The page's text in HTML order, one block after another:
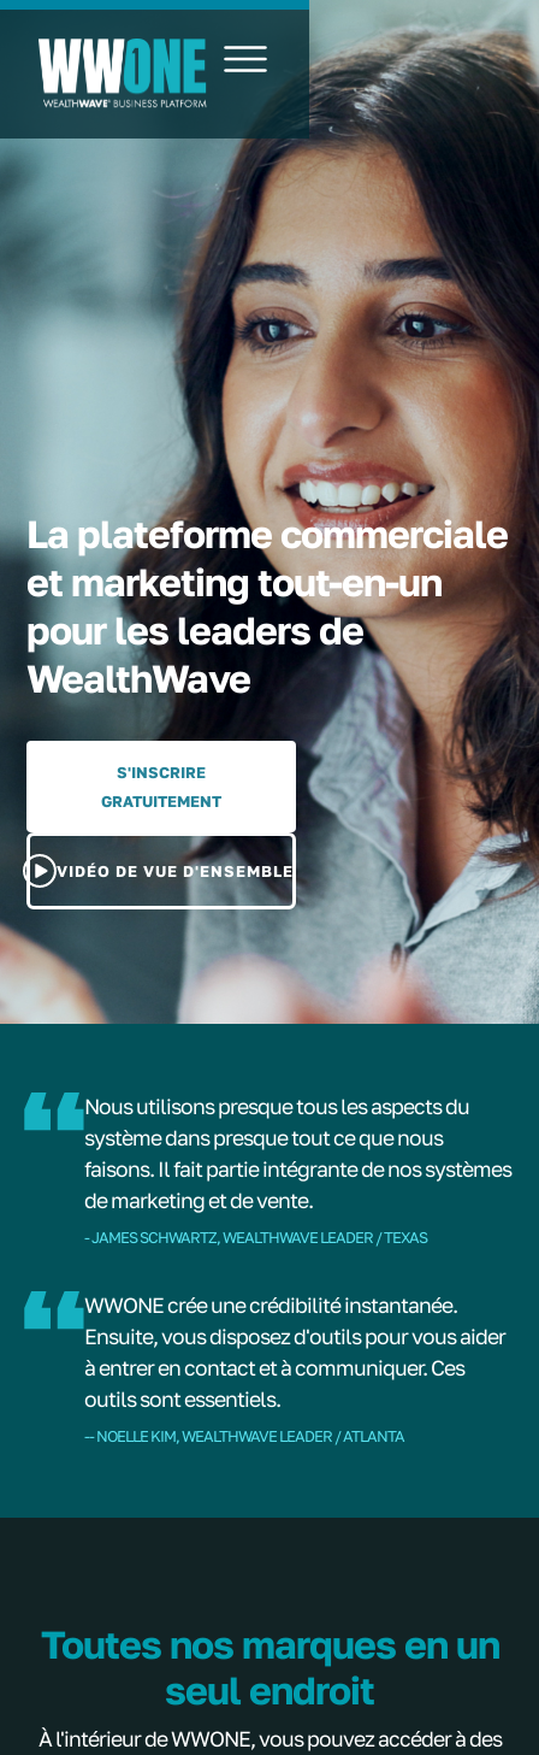
La plateforme commerciale
et marketing tout-en-un
pour les leaders de
WealthWave
S'INSCRIRE
GRATUITEMENT
VIDÉO DE VUE D'ENSEMBLE
Nous utilisons presque tous les aspects du
système dans presque tout ce que nous
faisons. Il fait partie intégrante de nos systèmes
de marketing et de vente.
- JAMES SCHWARTZ, WEALTHWAVE LEADER / TEXAS
WWONE crée une crédibilité instantanée.
Ensuite, vous disposez d'outils pour vous aider
à entrer en contact et à communiquer. Ces
outils sont essentiels.
-- NOELLE KIM, WEALTHWAVE LEADER / ATLANTA
Toutes nos marques en un
seul endroit
À l'intérieur de WWONE, vous pouvez accéder à des